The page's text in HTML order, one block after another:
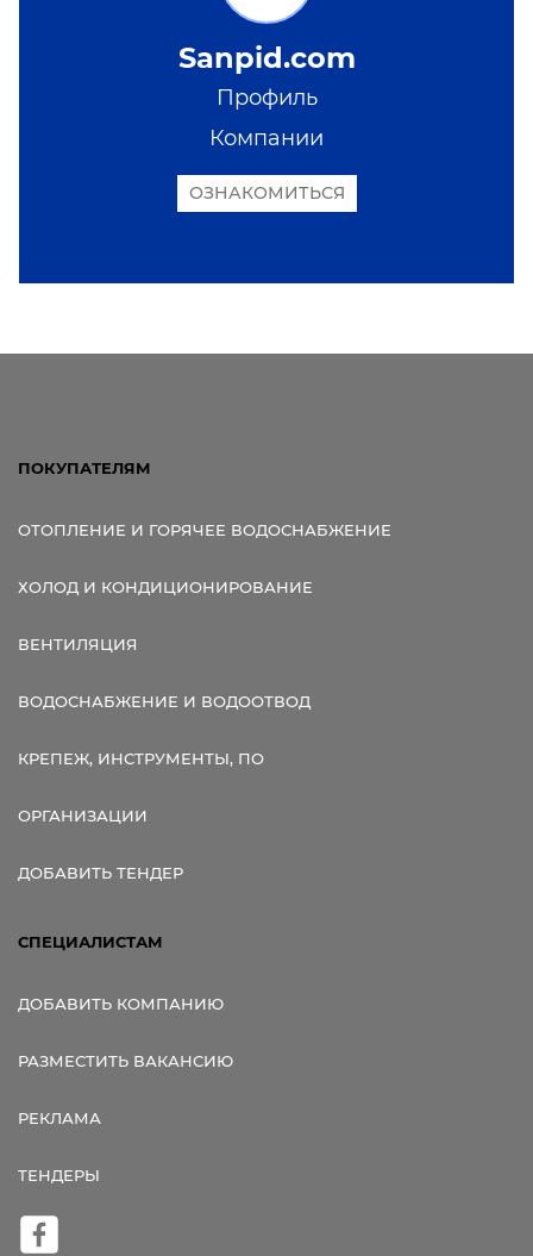
Sanpid.com
Профиль
Компании
ОЗНАКОМИТЬСЯ
ПОКУПАТЕЛЯМ
ОТОПЛЕНИЕ И ГОРЯЧЕЕ ВОДОСНАБЖЕНИЕ
ХОЛОД И КОНДИЦИОНИРОВАНИЕ
ВЕНТИЛЯЦИЯ
ВОДОСНАБЖЕНИЕ И ВОДООТВОД
КРЕПЕЖ, ИНСТРУМЕНТЫ, ПО
ОРГАНИЗАЦИИ
ДОБАВИТЬ ТЕНДЕР
СПЕЦИАЛИСТАМ
ДОБАВИТЬ КОМПАНИЮ
РАЗМЕСТИТЬ ВАКАНСИЮ
РЕКЛАМА
ТЕНДЕРЫ